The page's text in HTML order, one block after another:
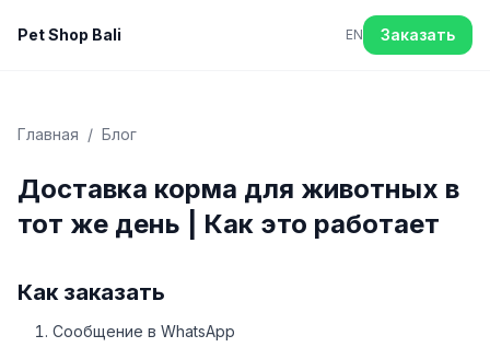
Pet Shop Bali EN Заказать
Главная / Блог
Доставка корма для животных в
тот же день | Как это работает
Как заказать
Сообщение в WhatsApp